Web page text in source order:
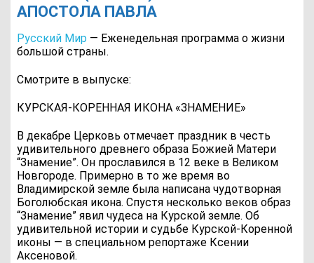
АПОСТОЛА ПАВЛА
Русский Мир — Еженедельная программа о жизни
большой страны.
Смотрите в выпуске:
КУРСКАЯ-КОРЕННАЯ ИКОНА «ЗНАМЕНИЕ»
В декабре Церковь отмечает праздник в честь
удивительного древнего образа Божией Матери
“Знамение”. Он прославился в 12 веке в Великом
Новгороде. Примерно в то же время во
Владимирской земле была написана чудотворная
Боголюбская икона. Спустя несколько веков образ
“Знамение” явил чудеса на Курской земле. Об
удивительной истории и судьбе Курской-Коренной
иконы — в специальном репортаже Ксении
Аксеновой.